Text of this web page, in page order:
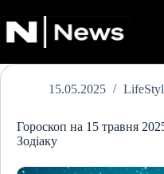
до
вмісту
15.05.2025
Гороскоп на 15 травня
Зодіаку